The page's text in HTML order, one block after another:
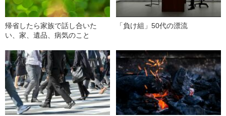
帰省したら家族で話し合いた
い、家、遺品、病気のこと
「負け組」50代の漂流